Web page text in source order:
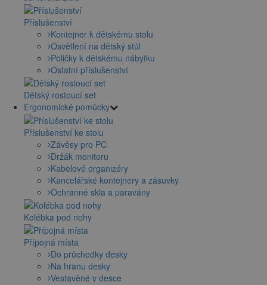
Příslušenství
Kontejner k dětskému stolu
Osvětlení na dětský stůl
Poličky k dětskému nábytku
Ostatní příslušenství
Dětský rostoucí set
Ergonomické pomůcky
Příslušenství ke stolu
Závěsy pro PC
Držák monitoru
Kabelové organizéry
Kancelářské kontejnery a zásuvky
Ochranné skla a paravány
Kolébka pod nohy
Přípojná místa
Do průchodky desky
Na hranu desky
Vestavěné v desce